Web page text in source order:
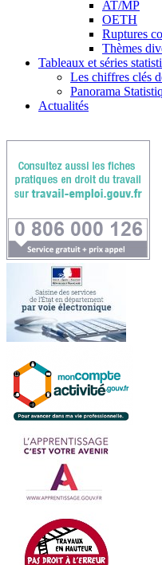
AT/MP
OETH
Ruptures
Thèmes
Tableaux et séries
Les chiffres clés
Panorama
Actualités